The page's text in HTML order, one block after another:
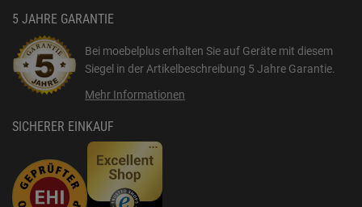
5 JAHRE GARANTIE
Bei moebelplus erhalten Sie auf Geräte mit diesem
Siegel in der Artikelbeschreibung 5 Jahre Garantie.
Mehr Informationen
SICHERER EINKAUF